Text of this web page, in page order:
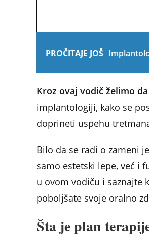
PROČITAJE JOŠ
Kroz ovaj vodič želimo
implantologiji, kako se
doprineti uspehu
Bilo da se radi o zameni
samo estetski lepe, već i
u ovom vodiču i saznajte
poboljšate svoje oralno
Šta je plan